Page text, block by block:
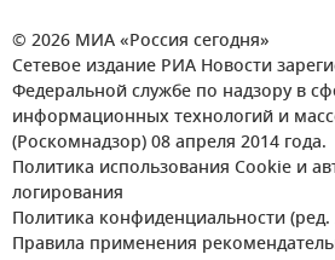
© 2026 МИА «Россия сегодня»
Сетевое издание РИА Новости
Федеральной службе по надзору в
информационных технологий и
(Роскомнадзор) 08 апреля 2014 года.
Политика использования Cookie и
логирования
Политика конфиденциальности (ред.
Правила применения